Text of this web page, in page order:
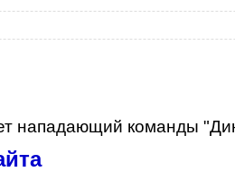
нападающий команды